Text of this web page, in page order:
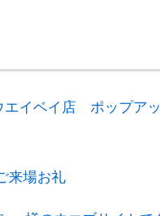
エイベイ店 ポップア
来場お礼